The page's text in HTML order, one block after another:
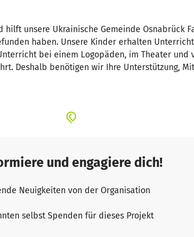
unsere Ukrainische Gemeinde Osnabrück
haben. Unsere Kinder erhalten
bei einem Logopäden, im Theater und
Deshalb benötigen wir Ihre Unterstützung,
und engagiere dich!
Neuigkeiten von der Organisation
selbst Spenden für dieses Projekt